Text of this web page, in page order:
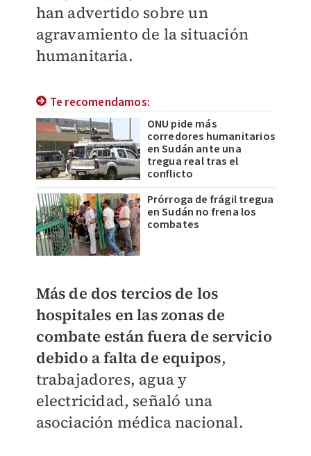
han advertido sobre un
agravamiento de la situación
humanitaria.
Te recomendamos:
ONU pide más
corredores humanitarios
en Sudán ante una
tregua real tras el
conflicto
Prórroga de frágil tregua
en Sudán no frena los
combates
Más de dos tercios de los
hospitales en las zonas de
combate están fuera de servicio
debido a falta de equipos,
trabajadores, agua y
electricidad, señaló una
asociación médica nacional.